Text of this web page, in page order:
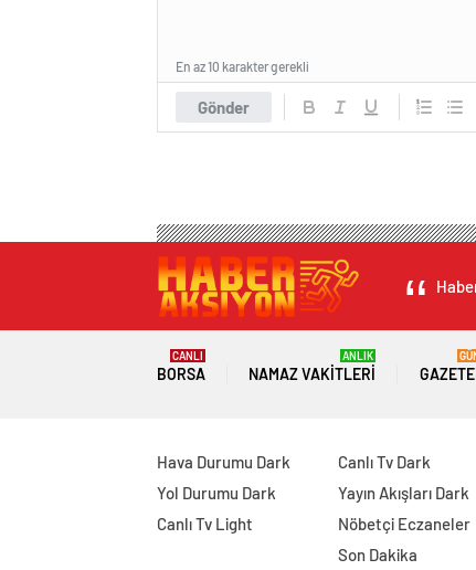
Gönder
En az 10 karakter gerekli
BORSA
CANLI
NAMAZ VAKITLERI
ANLIK
Hava Durumu Dark
Yol Durumu Dark
Canlı Tv Light
Canlı Tv Dark
Yayın Akışları Dark
Nöbetçi Eczaneler
Son Dakika